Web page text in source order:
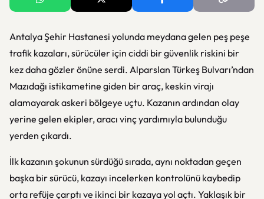
Antalya Şehir Hastanesi yolunda meydana gelen peş peşe
trafik kazaları, sürücüler için ciddi bir güvenlik riskini bir
kez daha gözler önüne serdi. Alparslan Türkeş Bulvarı’ndan
Mazıdağı istikametine giden bir araç, keskin virajı
alamayarak askeri bölgeye uçtu. Kazanın ardından olay
yerine gelen ekipler, aracı vinç yardımıyla bulunduğu
yerden çıkardı.
İlk kazanın şokunun sürdüğü sırada, aynı noktadan geçen
başka bir sürücü, kazayı incelerken kontrolünü kaybedip
orta refüje çarptı ve ikinci bir kazaya yol açtı. Yaklaşık bir